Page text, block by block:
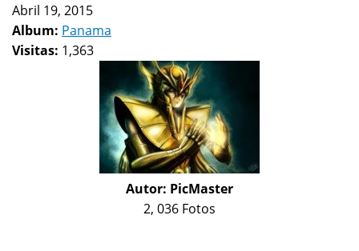
Abril 19, 2015
Album: Panama
Visitas: 1,363
Autor: PicMaster
2, 036 Fotos